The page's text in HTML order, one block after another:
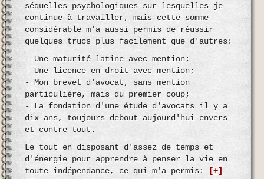
séquelles psychologiques sur lesquelles je
continue à travailler, mais cette somme
considérable m'a aussi permis de réussir
quelques trucs plus facilement que d'autres:
- Une maturité latine avec mention;
- Une licence en droit avec mention;
- Mon brevet d'avocat, sans mention
particulière, mais du premier coup;
- La fondation d'une étude d'avocats il y a
dix ans, toujours debout aujourd'hui envers
et contre tout.
Le tout en disposant d'assez de temps et
d'énergie pour apprendre à penser la vie en
toute indépendance, ce qui m'a permis:
[+]